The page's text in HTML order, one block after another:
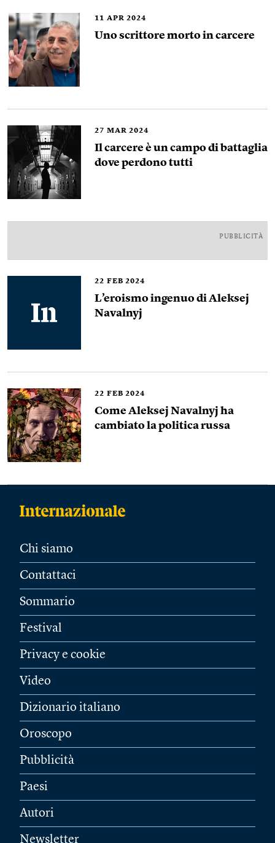
11 APR 2024
Uno scrittore morto in carcere
27 MAR 2024
Il carcere è un campo di battaglia
dove perdono tutti
PUBBLICITÀ
22 FEB 2024
L’eroismo ingenuo di Aleksej
Navalnyj
22 FEB 2024
Come Aleksej Navalnyj ha
cambiato la politica russa
Chi siamo
Contattaci
Sommario
Festival
Privacy e cookie
Video
Dizionario italiano
Oroscopo
Pubblicità
Paesi
Autori
Newsletter